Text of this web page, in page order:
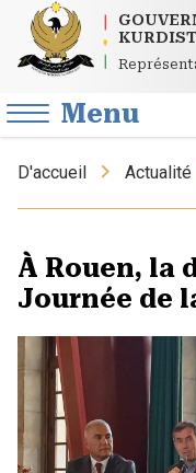
Menu
D'accueil Actualité
À Rouen, la
Journée de